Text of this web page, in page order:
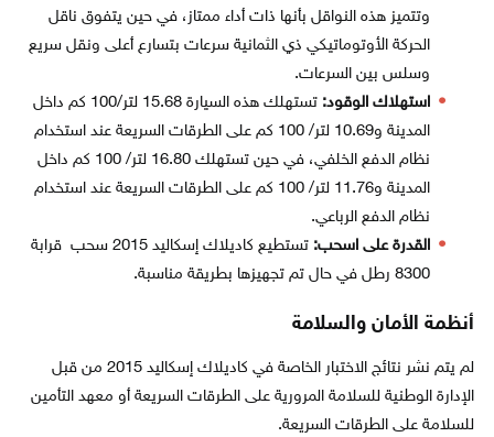
وتتميز هذه النواقل بأنها ذات أداء ممتاز، في حين يتفوق ناقل
الحركة الأوتوماتيكي ذي الثمانية سرعات بتسارع أعلى ونقل سريع
وسلس بين السرعات.
استهلاك الوقود:
تستهلك هذه السيارة 15.68 لتر/100 كم داخل
المدينة و10.69 لتر/ 100 كم على الطرقات السريعة عند استخدام
نظام الدفع الخلفي، في حين تستهلك 16.80 لتر/ 100 كم داخل
المدينة و11.76 لتر/ 100 كم على الطرقات السريعة عند استخدام
نظام الدفع الرباعي.
القدرة على اسحب:
تستطيع كاديلاك إسكاليد 2015 سحب قرابة
8300 رطل في حال تم تجهيزها بطريقة مناسبة.
أنظمة الأمان والسلامة
لم يتم نشر نتائج الاختبار الخاصة في كاديلاك إسكاليد 2015 من قبل
الإدارة الوطنية للسلامة المرورية على الطرقات السريعة أو معهد التأمين
للسلامة على الطرقات السريعة.